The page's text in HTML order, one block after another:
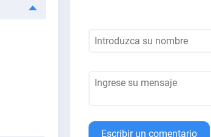
Escribir un comentario